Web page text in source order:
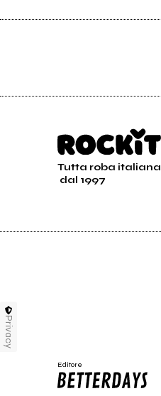
Tutta roba italiana
dal 1997
Editore
Privacy